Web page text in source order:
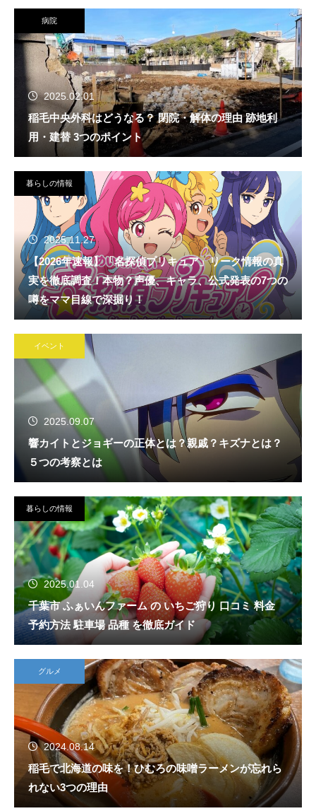
病院
2025.02.01
稲毛中央外科はどうなる？ 閉院・解体の理由 跡地利
用・建替 3つのポイント
暮らしの情報
2025.11.27
【2026年速報】「名探偵プリキュア」リーク情報の真
実を徹底調査！本物？声優、キャラ、公式発表の7つの
噂をママ目線で深掘り！
イベント
2025.09.07
響カイトとジョギーの正体とは？親戚？キズナとは？
５つの考察とは
暮らしの情報
2025.01.04
千葉市 ふぁいんファーム の いちご狩り 口コミ 料金
予約方法 駐車場 品種 を徹底ガイド
グルメ
2024.08.14
稲毛で北海道の味を！ひむろの味噌ラーメンが忘れら
れない3つの理由